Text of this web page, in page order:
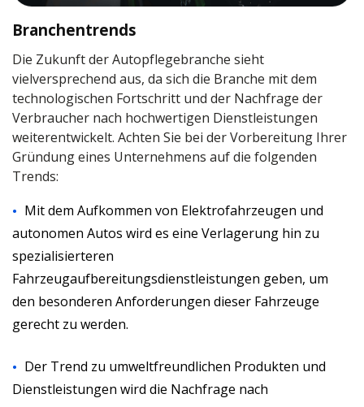
Branchentrends
Die Zukunft der Autopflegebranche sieht
vielversprechend aus, da sich die Branche mit dem
technologischen Fortschritt und der Nachfrage der
Verbraucher nach hochwertigen Dienstleistungen
weiterentwickelt. Achten Sie bei der Vorbereitung Ihrer
Gründung eines Unternehmens auf die folgenden
Trends:
Mit dem Aufkommen von Elektrofahrzeugen und
autonomen Autos wird es eine Verlagerung hin zu
spezialisierteren
Fahrzeugaufbereitungsdienstleistungen geben, um
den besonderen Anforderungen dieser Fahrzeuge
gerecht zu werden.
Der Trend zu umweltfreundlichen Produkten und
Dienstleistungen wird die Nachfrage nach